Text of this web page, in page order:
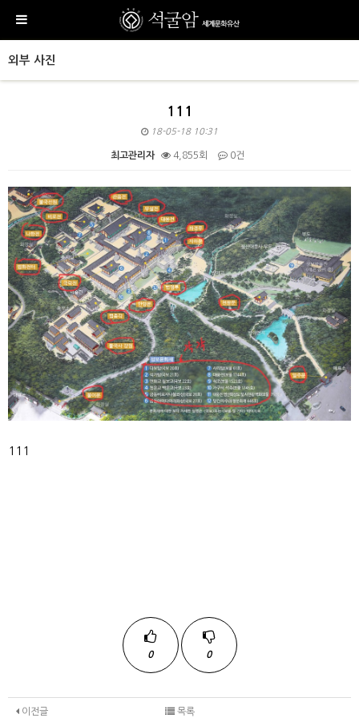
외부 사진
111
18-05-18 10:31
최고관리자 4,855회 0건
본문
111
0 0
이전글 목록